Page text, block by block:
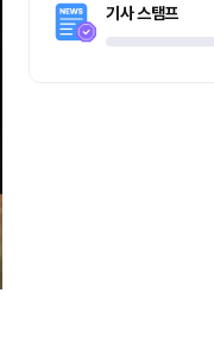
기사 스탬프